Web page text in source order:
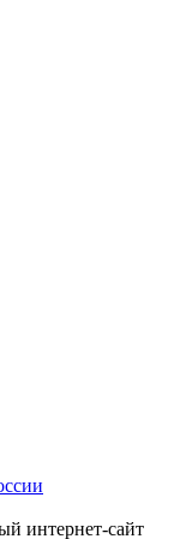
интернет-сайт